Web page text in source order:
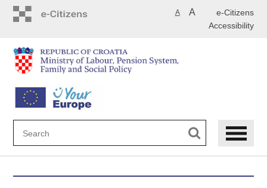
e-Citizens
A A
Accessibility